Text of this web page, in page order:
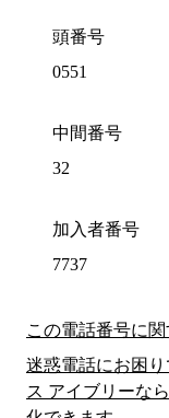
頭番号
0551
中間番号
32
加入者番号
7737
この電話番号に
迷惑電話にお困
ス アイブリーな